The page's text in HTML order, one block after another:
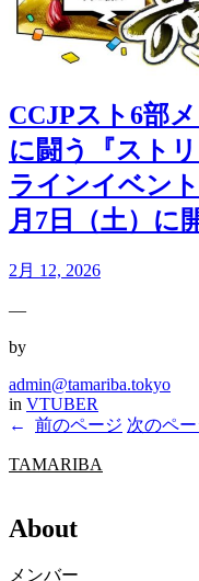
CCJPスト6部
に闘う『スト
ラインイベン
月7日（土）に
2月 12, 2026
—
by
admin@tamariba.tokyo
in VTUBER
←
前のページ 次のペ
TAMARIBA
About
メンバー